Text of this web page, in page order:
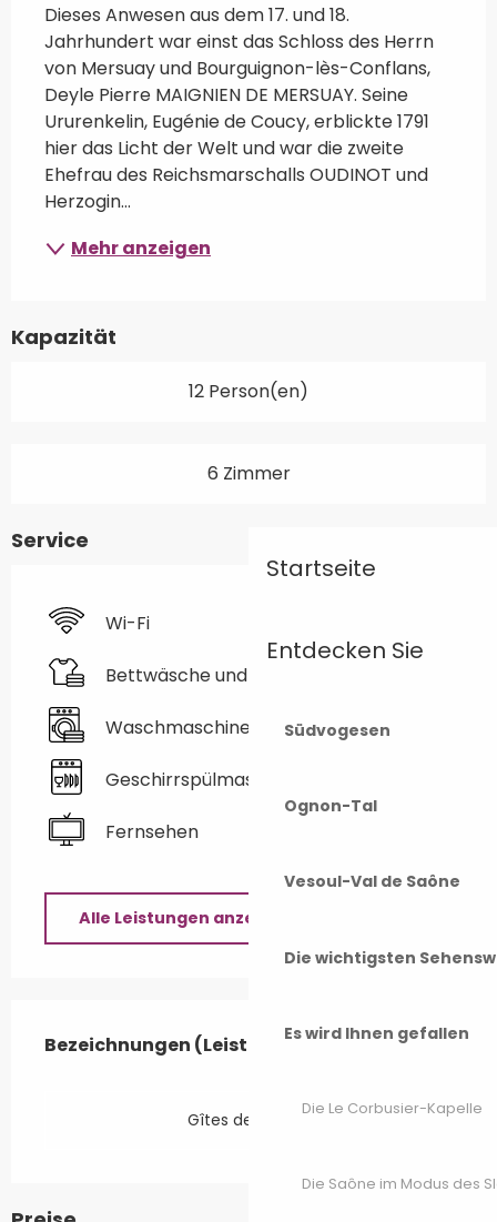
Startseite
Entdecken Sie
Südvogesen
Ognon-Tal
Vesoul-Val de Saône
Die wichtigsten
Es wird Ihnen gefallen
Die Le Corbusier-Kapelle
Die Saône im Modus des
Dieses Anwesen aus dem 17. und 18.
Jahrhundert war einst das Schloss des Herrn
von Mersuay und Bourguignon-lès-Conflans,
Deyle Pierre MAIGNIEN DE MERSUAY. Seine
Ururenkelin, Eugénie de Coucy, erblickte 1791
hier das Licht der Welt und war die zweite
Ehefrau des Reichsmarschalls OUDINOT und
Herzogin...
Mehr anzeigen
Kapazität
12 Person(en)
6 Zimmer
Service
Wi-Fi
Bettwäsche und Laken
Waschmaschine
Geschirrspülmaschine
Fernsehen
Alle Leistungen anzeigen
Bezeichnungen (Leistungsmerkmale)
Bezeichnungen (Leistungsmerkmale)
Gîtes de France